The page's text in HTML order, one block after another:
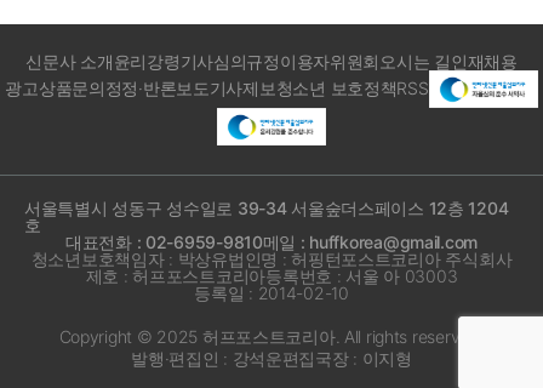
신문사 소개윤리강령기사심의규정이용자위원회 오시는 길인재채용
광고상품문의정정·반론보도기사제보청소년 보호정책RSS
서울특별시 성동구 성수일로 39-34 서울숲더스페이스 12층 1204
호
대표전화 : 02-6959-9810메일 : huffkorea@gmail.com
청소년보호책임자 : 박상유법인명 : 허핑턴포스트코리아 주식회사
제호 : 허프포스트코리아등록번호 : 서울 아 03003
등록일 : 2014-02-10
Copyright © 2025 허프포스트코리아. All rights reserved.
발행·편집인 : 강석운편집국장 : 이지형